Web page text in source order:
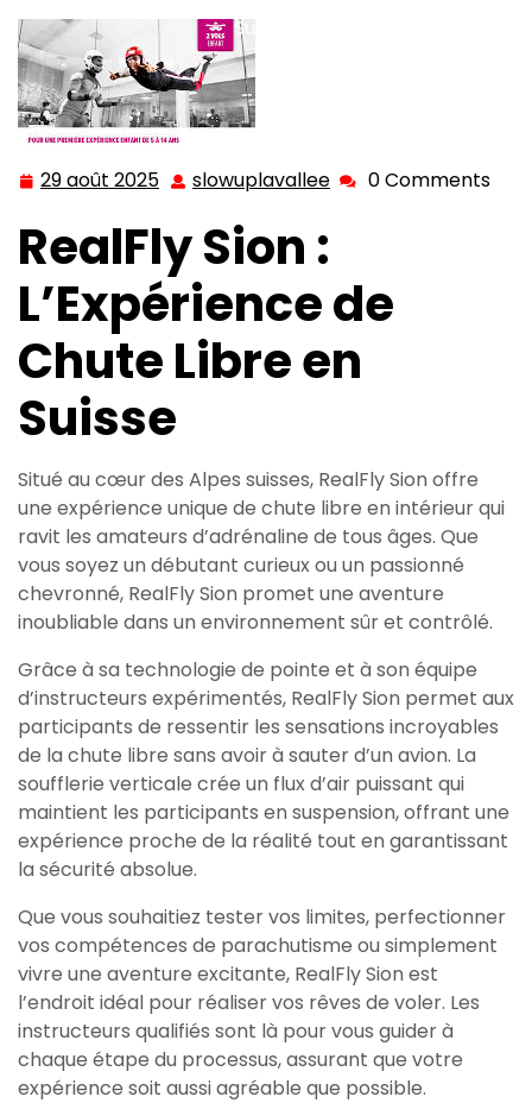
Suisses
29 août 2025 29
2025
slowuplavallee slowuplavallee
0 Comments
RealFly Sion :
L’Expérience de
Chute Libre en
Suisse
Situé au cœur des Alpes suisses, RealFly Sion offre
une expérience unique de chute libre en intérieur qui
ravit les amateurs d’adrénaline de tous âges. Que
vous soyez un débutant curieux ou un passionné
chevronné, RealFly Sion promet une aventure
inoubliable dans un environnement sûr et contrôlé.
Grâce à sa technologie de pointe et à son équipe
d’instructeurs expérimentés, RealFly Sion permet aux
participants de ressentir les sensations incroyables
de la chute libre sans avoir à sauter d’un avion. La
soufflerie verticale crée un flux d’air puissant qui
maintient les participants en suspension, offrant une
expérience proche de la réalité tout en garantissant
la sécurité absolue.
Que vous souhaitiez tester vos limites, perfectionner
vos compétences de parachutisme ou simplement
vivre une aventure excitante, RealFly Sion est
l’endroit idéal pour réaliser vos rêves de voler. Les
instructeurs qualifiés sont là pour vous guider à
chaque étape du processus, assurant que votre
expérience soit aussi agréable que possible.